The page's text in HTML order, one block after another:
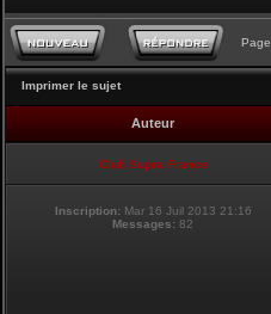
Page
Imprimer le sujet
Auteur
Club Supra France
Inscription: Mar 16 Juil 2013 21:16
Messages: 82